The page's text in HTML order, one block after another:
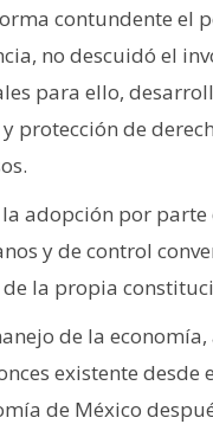
contundente el
no descuidó el
para ello,
protección de
adopción por
y de control
la propia
de la
existente desde
de México